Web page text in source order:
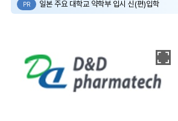
PR 일본 주요 대학교 약학부 입시 신(편)입학